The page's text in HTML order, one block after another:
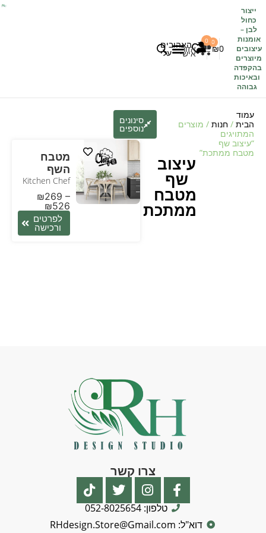
ייצור
כחול
לבן –
אומנות
עיצובים
מיוצרים
בהקפדה
ובאיכות
גבוהה
₪0
0 האהובים
עלי
0
אזור
אישי
עמוד
הבית / חנות / מוצרים
המתויגים
“עיצוב שף
מטבח ממתכת” עיצוב
שף
מטבח
ממתכת
סינונים
נוספים
מטבח
השף
Kitchen Chef
₪269 –
₪526
לפרטים
ורכישה
צרו קשר
טלפון: 052-8025654
דוא"ל: RHdesign.Store@Gmail.com